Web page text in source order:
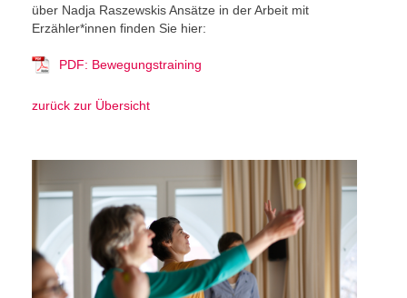
über Nadja Raszewskis Ansätze in der Arbeit mit
Erzähler*innen finden Sie hier:
PDF: Bewegungstraining
zurück zur Übersicht